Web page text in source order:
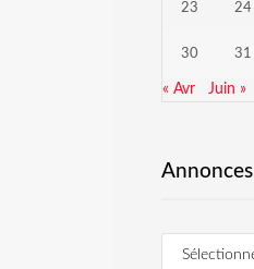
23 24
30 31
« Avr Juin »
Annonces